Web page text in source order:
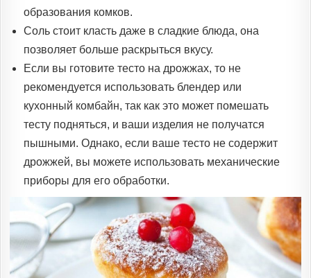
образования комков.
Соль стоит класть даже в сладкие блюда, она
позволяет больше раскрыться вкусу.
Если вы готовите тесто на дрожжах, то не
рекомендуется использовать блендер или
кухонный комбайн, так как это может помешать
тесту подняться, и ваши изделия не получатся
пышными. Однако, если ваше тесто не содержит
дрожжей, вы можете использовать механические
приборы для его обработки.